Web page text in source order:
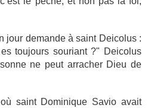
jour demande à saint Deicolus :
toujours souriant ?" Deicolus
ne peut arracher Dieu de
saint Dominique Savio avait